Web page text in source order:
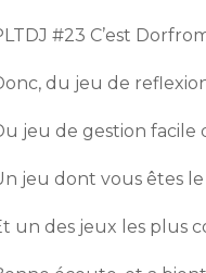
#23 C’est
du jeu de
jeu de gestion facile
jeu dont vous êtes
un des jeux les plus